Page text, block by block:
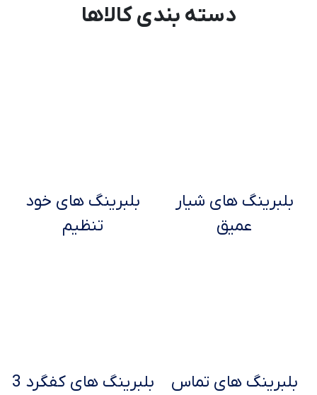
دسته بندی کالاها
بلبرینگ های شیار
عمیق
بلبرینگ های خود
تنظیم
بلبرینگ های تماس
بلبرینگ های کفگرد 3